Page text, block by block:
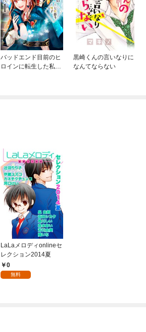
バッドエンド目前のヒ
ロインに転生した私、
黒崎くんの言いなりに
なんてならない
LaLaメロディonlineセ
レクション2014夏
0
無料